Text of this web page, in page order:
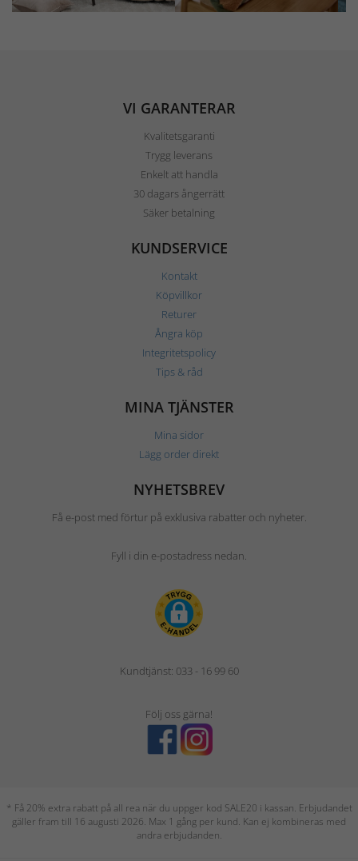
VI GARANTERAR
Kvalitetsgaranti
Trygg leverans
Enkelt att handla
30 dagars ångerrätt
Säker betalning
KUNDSERVICE
Kontakt
Köpvillkor
Returer
Ångra köp
Integritetspolicy
Tips & råd
MINA TJÄNSTER
Mina sidor
Lägg order direkt
NYHETSBREV
Få e-post med förtur på exklusiva rabatter och nyheter.
Fyll i din e-postadress nedan.
Kundtjänst: 033 - 16 99 60
Följ oss gärna!
* Få 20% extra rabatt på all rea när du uppger kod SALE20 i kassan. Erbjudandet
gäller fram till 16 augusti 2026. Max 1 gång per kund. Kan ej kombineras med
andra erbjudanden.